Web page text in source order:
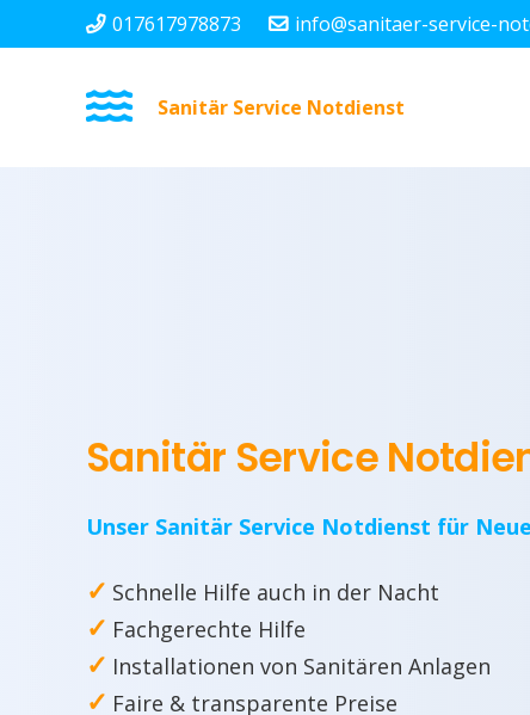
017617978873 info@sanitaer-service-
Sanitär Service Notdienst
Sanitär Service
Unser Sanitär Service Notdienst für
✓ Schnelle Hilfe auch in der Nacht
✓ Fachgerechte Hilfe
✓ Installationen von Sanitären Anlagen
✓ Faire & transparente Preise